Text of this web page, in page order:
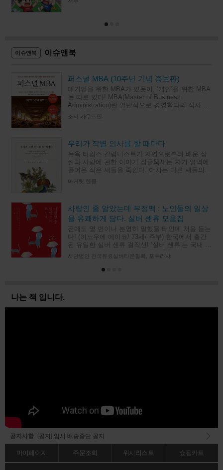
이슈앤북 이슈앤북
퍼스널 MBA (10주년 기념 증보판)
대기업을 위한 MBA가 있듯이, ‘개인’을 위한 MBA
는 따로 있다! MBA(Master of Business
Administration)란 일반적으로 경영학과의 석사 과
조시 카우프만
우리가 작별 인사를 할 때마다
뉴욕 타임스 칼럼니스트가 자연으로부터 배운 상
실과 사랑에 관한 이야기 집굴뚝새는 자기 영역에
들어온 작은 새들을 죽인다. 어치는 다른 새들의
새끼를 잡아먹는다. 시인이자 수필가인 마거릿 렌
클이 관찰한 미국 남
마거릿 렌클
사랑인 줄 알았는데 부정맥 : 노인들의 일상
을 유쾌하게 담다. 실버 센류 모음집
전에도 몇 번이나 분명히 말했을 터인데 처음 듣는
다! (이노우에 에이코/ 73세/ 주부) 한국에서 출간
된 유일한 실버 센류 걸작선! ‘실버 센류’는 국내 인
터넷의 블로그나 트위터, 커뮤니티에 자주 오
사단법인 전국유료실버타운협회, 포푸라샤
나는 책 입니다.
공지사항
[공지] 임시 배송중단 공지
[공지] 임시 배송중단 공지
마이페이지 주문조회 위시리스트 쇼핑카트